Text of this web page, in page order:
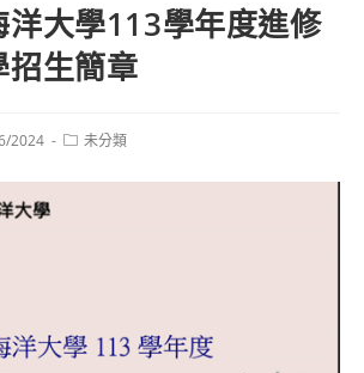
洋大學113學年度進修
招生簡章
2024
Post未分類